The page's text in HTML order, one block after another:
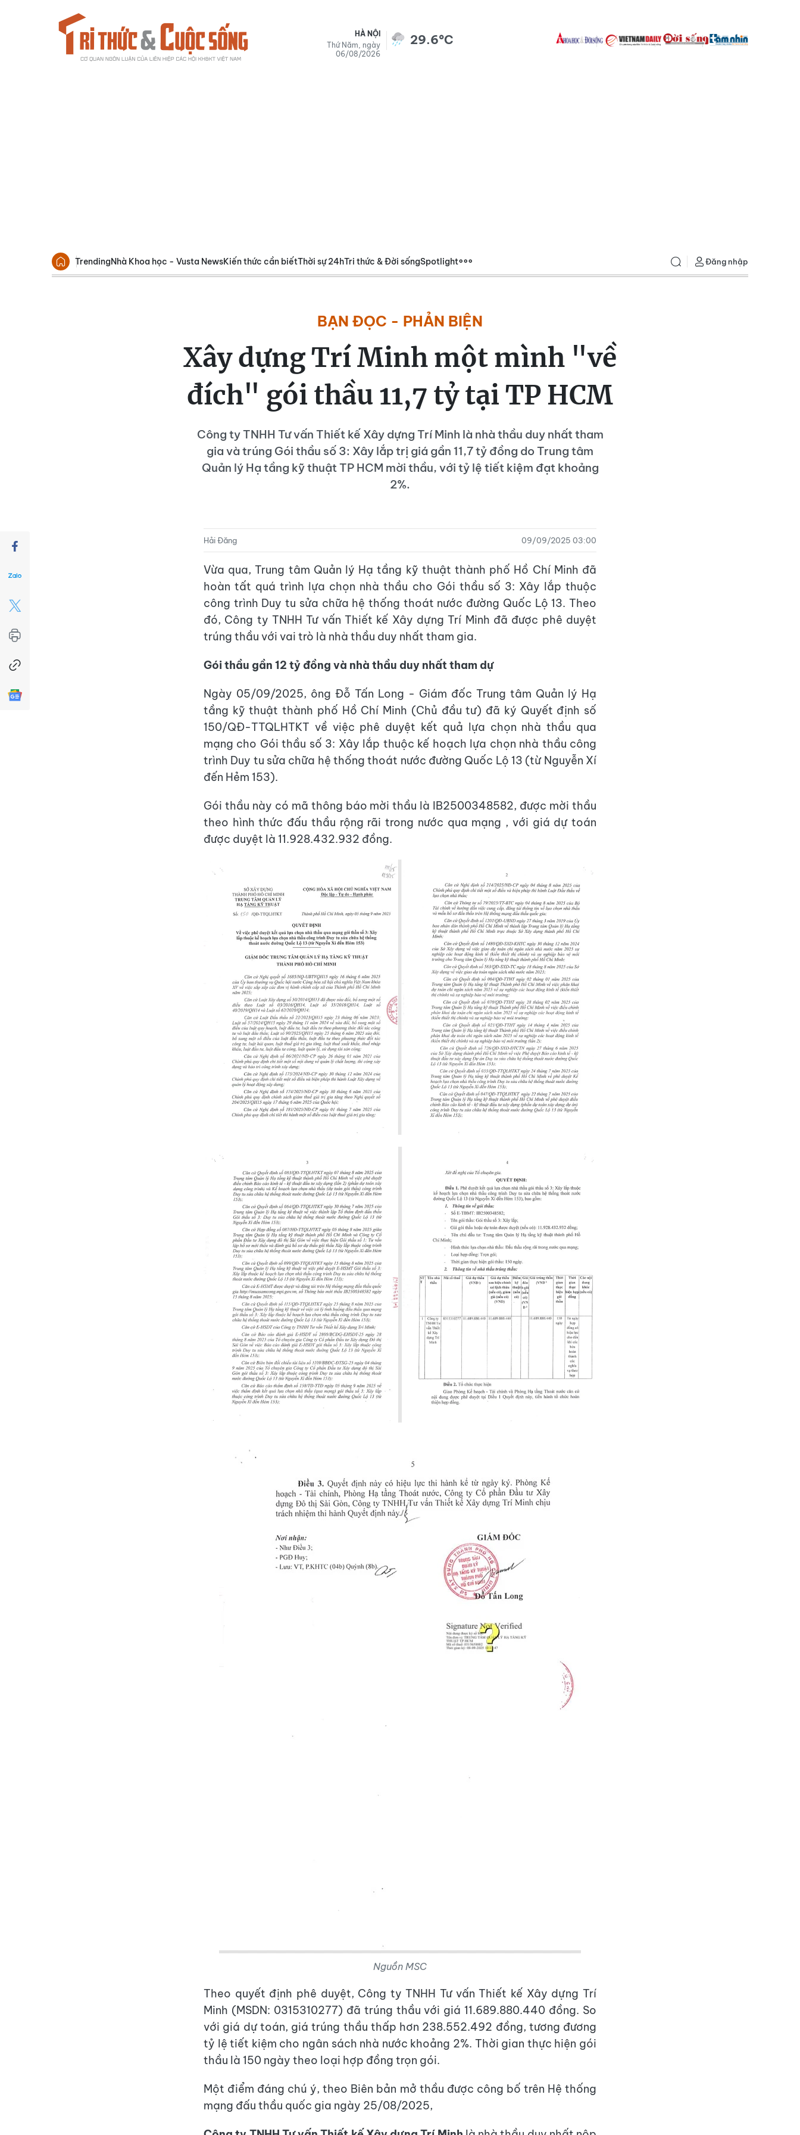
HÀ NỘI
Thứ Năm, ngày
06/08/2026
29.6°C
TrendingNhà Khoa học - Vusta NewsKiến thức cần biếtThời sự 24hTri thức & Đời sốngSpotlight Đăng nhập
BẠN ĐỌC - PHẢN BIỆN
Xây dựng Trí Minh một mình "về
đích" gói thầu 11,7 tỷ tại TP HCM
Công ty TNHH Tư vấn Thiết kế Xây dựng Trí Minh là nhà thầu duy nhất tham
gia và trúng Gói thầu số 3: Xây lắp trị giá gần 11,7 tỷ đồng do Trung tâm
Quản lý Hạ tầng kỹ thuật TP HCM mời thầu, với tỷ lệ tiết kiệm đạt khoảng
2%.
Hải Đăng 09/09/2025 03:00
Vừa qua, Trung tâm Quản lý Hạ tầng kỹ thuật thành phố Hồ Chí Minh đã
hoàn tất quá trình lựa chọn nhà thầu cho Gói thầu số 3: Xây lắp thuộc
công trình Duy tu sửa chữa hệ thống thoát nước đường Quốc Lộ 13. Theo
đó, Công ty TNHH Tư vấn Thiết kế Xây dựng Trí Minh đã được phê duyệt
trúng thầu với vai trò là nhà thầu duy nhất tham gia.
Gói thầu gần 12 tỷ đồng và nhà thầu duy nhất tham dự
Ngày 05/09/2025, ông Đỗ Tấn Long - Giám đốc Trung tâm Quản lý Hạ
tầng kỹ thuật thành phố Hồ Chí Minh (Chủ đầu tư) đã ký Quyết định số
150/QĐ-TTQLHTKT về việc phê duyệt kết quả lựa chọn nhà thầu qua
mạng cho Gói thầu số 3: Xây lắp thuộc kế hoạch lựa chọn nhà thầu công
trình Duy tu sửa chữa hệ thống thoát nước đường Quốc Lộ 13 (từ Nguyễn Xí
đến Hẻm 153).
Gói thầu này có mã thông báo mời thầu là IB2500348582, được mời thầu
theo hình thức đấu thầu rộng rãi trong nước qua mạng , với giá dự toán
được duyệt là 11.928.432.932 đồng.
Nguồn MSC
Theo quyết định phê duyệt, Công ty TNHH Tư vấn Thiết kế Xây dựng Trí
Minh (MSDN: 0315310277) đã trúng thầu với giá 11.689.880.440 đồng. So
với giá dự toán, giá trúng thầu thấp hơn 238.552.492 đồng, tương đương
tỷ lệ tiết kiệm cho ngân sách nhà nước khoảng 2%. Thời gian thực hiện gói
thầu là 150 ngày theo loại hợp đồng trọn gói.
Một điểm đáng chú ý, theo Biên bản mở thầu được công bố trên Hệ thống
mạng đấu thầu quốc gia ngày 25/08/2025,